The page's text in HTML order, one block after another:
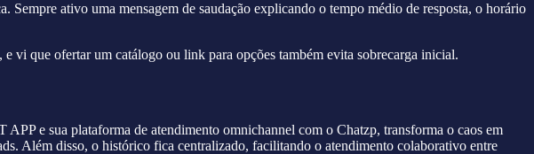
Sempre ativo uma mensagem de saudação explicando o tempo médio de resposta, o horário
e vi que ofertar um catálogo ou link para opções também evita sobrecarga inicial.
e sua plataforma de atendimento omnichannel com o Chatzp, transforma o caos em
Além disso, o histórico fica centralizado, facilitando o atendimento colaborativo entre